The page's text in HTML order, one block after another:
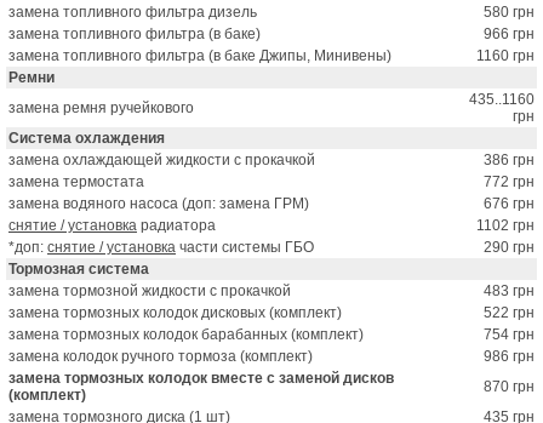
замена топливного фильтра дизель
580 грн
замена топливного фильтра (в баке)
966 грн
замена топливного фильтра (в баке Джипы, Минивены)
1160 грн
Ремни
замена ремня ручейкового
435..1160
грн
Система охлаждения
замена охлаждающей жидкости с прокачкой
386 грн
замена термостата
772 грн
замена водяного насоса (доп: замена ГРМ)
676 грн
снятие / установка радиатора
1102 грн
*доп: снятие / установка части системы ГБО
290 грн
Тормозная система
замена тормозной жидкости с прокачкой
483 грн
замена тормозных колодок дисковых (комплект)
522 грн
замена тормозных колодок барабанных (комплект)
754 грн
замена колодок ручного тормоза (комплект)
986 грн
замена тормозных колодок вместе с заменой дисков
(комплект)
870 грн
замена тормозного диска (1 шт)
435 грн